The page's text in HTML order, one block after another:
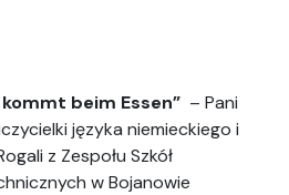
beim Essen” – Pani
języka niemieckiego i
z Zespołu Szkół
w Bojanowie